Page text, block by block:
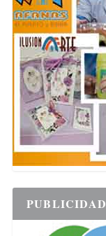
PUBLICIDAD